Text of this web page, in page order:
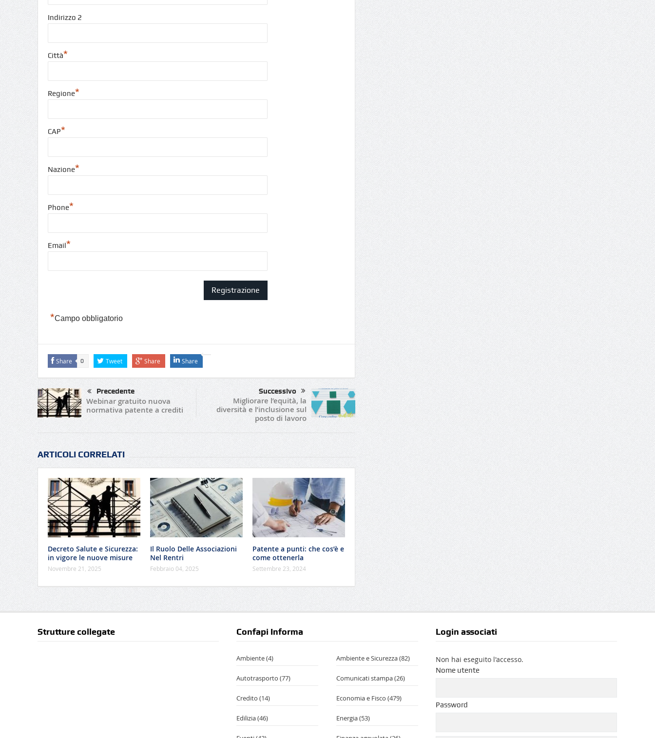
Indirizzo 2
Città*
Regione*
CAP*
Nazione*
Phone*
Email*
*Campo obbligatorio
Share 0 Tweet Share Share
Precedente
Webinar gratuito nuova
normativa patente a crediti
Successivo
Migliorare l’equità, la
diversità e l’inclusione sul
posto di lavoro
ARTICOLI CORRELATI
Decreto Salute e Sicurezza:
in vigore le nuove misure
Novembre 21, 2025
Il Ruolo Delle Associazioni
Nel Rentri
Febbraio 04, 2025
Patente a punti: che cos’è e
come ottenerla
Settembre 23, 2024
Strutture collegate Confapi Informa
Ambiente(4) Ambiente e Sicurezza(82)
Autotrasporto (77) Comunicati stampa(26)
Credito (14) Economia e Fisco (479)
Edilizia(46) Energia(53)
Login associati
Non hai eseguito l'accesso.
Nome utente
Password